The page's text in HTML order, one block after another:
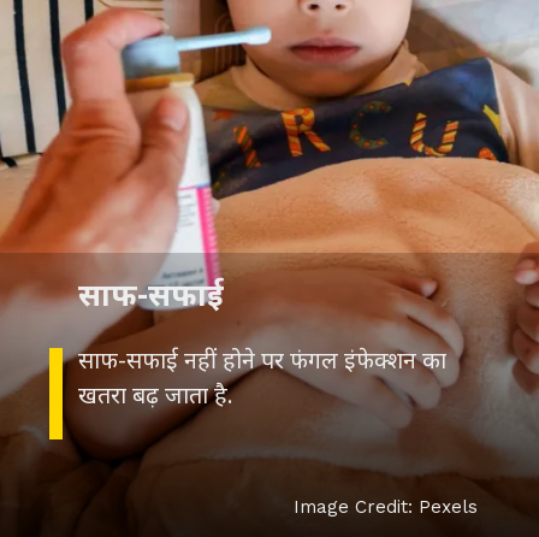
साफ-सफाई नहीं होने पर फंगल इंफेक्शन का
खतरा बढ़ जाता है.
साफ-सफाई
Image Credit: Pexels